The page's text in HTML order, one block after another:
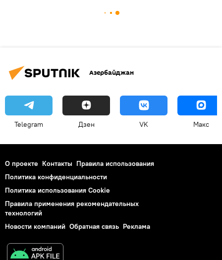
Азербайджан
Telegram Дзен VK Макс
О проекте Контакты Правила использования
Политика конфиденциальности
Политика использования Cookie
Правила применения рекомендательных
технологий
Новости компаний Обратная связь Реклама